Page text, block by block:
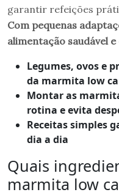
garantir refeições
Com pequenas
alimentação saudável
Legumes, ovos e
da marmita low
Montar as
rotina e evita
Receitas simples
dia a dia
Quais
marmita low